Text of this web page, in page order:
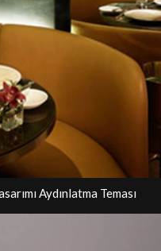
Aydınlatma Teması